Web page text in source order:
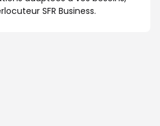
SFR Business.